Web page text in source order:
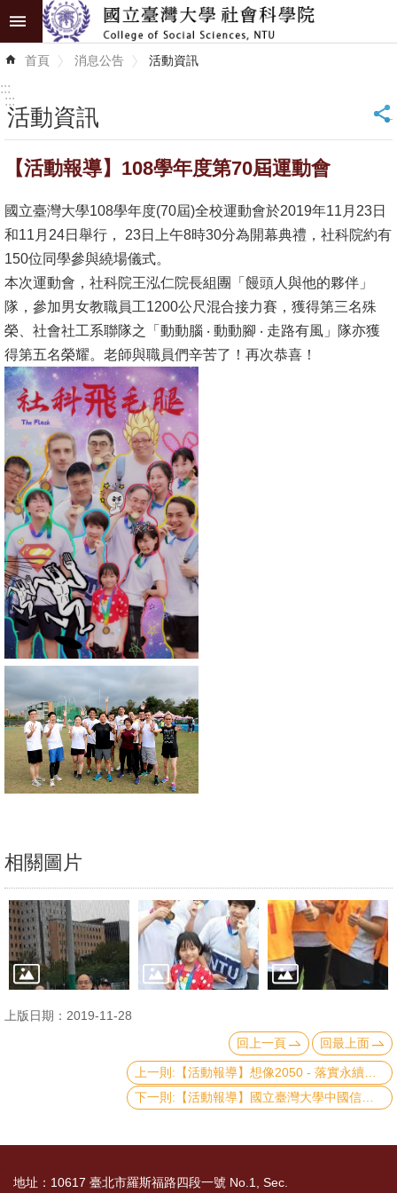
跳到主要內容區塊
進
階
識
院
學
術
單
位
研
究
消
息
公
告
國
際
化
高
教
耕
辦
法
及
心
輔
&
學
輔
捐
源
首頁 消息公告 活動資訊
:::
:::
活動資訊 _
【活動報導】108學年度第70屆運動會
國立臺灣大學108學年度(70屆)全校運動會於2019年11月23日
和11月24日舉行， 23日上午8時30分為開幕典禮，社科院約有
150位同學參與繞場儀式。
本次運動會，社科院王泓仁院長組團「饅頭人與他的夥伴」
隊，參加男女教職員工1200公尺混合接力賽，獲得第三名殊
榮、社會社工系聯隊之「動動腦 ‧ 動動腳 ‧ 走路有風」隊亦獲
得第五名榮耀。老師與職員們辛苦了！再次恭喜！
相關圖片
上版日期：2019-11-28
回上一頁
回最上面
上一則:【活動報導】想像2050 - 落實永續發展目標的關鍵轉型行動
下一則:【活動報導】國立臺灣大學中國信託慈善基金會兒少暨家庭研究中心X社會工作學系演講
地址：10617 臺北市羅斯福路四段一號 No.1, Sec.